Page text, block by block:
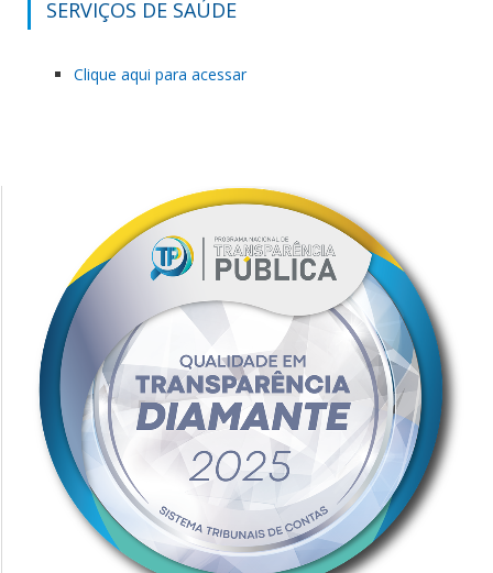
SERVIÇOS DE SAÚDE
Clique aqui para acessar